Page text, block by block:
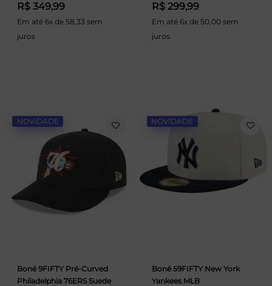
R$ 349,99
Em até 6x de 58,33 sem
juros
R$ 299,99
Em até 6x de 50,00 sem
juros
NOVIDADE
Boné 9FIFTY Pré-Curved
Philadelphia 76ERS Suede
NOVIDADE
Boné 59FIFTY New York
Yankees MLB